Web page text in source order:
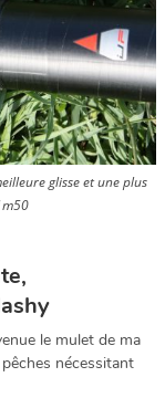
glisse et une plus
le mulet de ma
nécessitant